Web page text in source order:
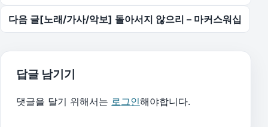
다음 글[노래/가사/악보] 돌아서지 않으리 – 마커스워십
답글 남기기
댓글을 달기 위해서는 로그인해야합니다.